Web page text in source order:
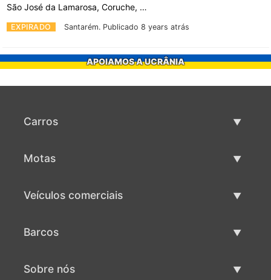
EXPIRADO Santarém. Publicado 8 years atrás
São José da Lamarosa, Coruche, …
APOIAMOS A UCRÂNIA
Carros
Motas
Veículos comerciais
Barcos
Sobre nós